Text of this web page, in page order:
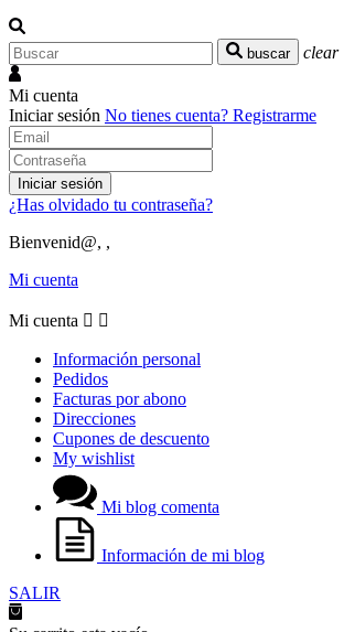
buscar clear
Mi cuenta
Iniciar sesión No tienes cuenta? Registrarme
Iniciar sesión
¿Has olvidado tu contraseña?
Bienvenid@, ,
Mi cuenta
Mi cuenta  
Información personal
Pedidos
Facturas por abono
Direcciones
Cupones de descuento
My wishlist
Mi blog comenta
Información de mi blog
SALIR